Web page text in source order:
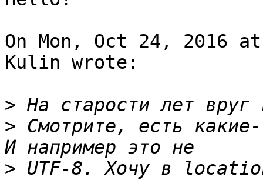
On Mon, Oct 24, 2016
Kulin wrote:
>
> Смотрите, есть
> UTF-8. Хочу в